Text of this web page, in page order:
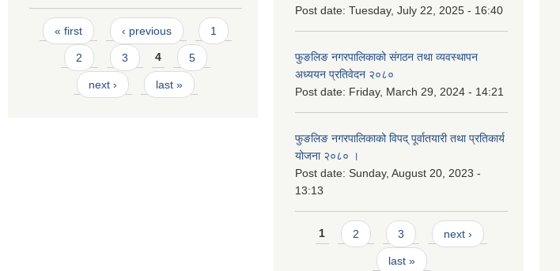
Pages
« first ‹ previous 1
2 3 4 5
next › last »
Post date: Tuesday, July 22, 2025 - 16:40
फुङलिङ नगरपालिकाको संगठन तथा व्यवस्थापन
अध्ययन प्रतिवेदन २०८०
Post date: Friday, March 29, 2024 - 14:21
फुङलिङ नगरपालिकाको विपद् पूर्वातयारी तथा प्रतिकार्य
योजना २०८० ।
Post date: Sunday, August 20, 2023 -
13:13
Pages
1 2 3 next ›
last »